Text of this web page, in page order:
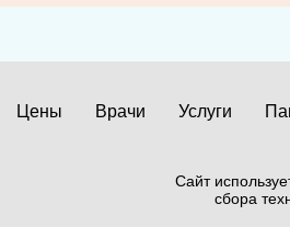
Цены Врачи Услуги
Сайт
сбора